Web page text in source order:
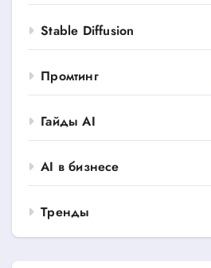
Stable Diffusion
Промтинг
Гайды AI
AI в бизнесе
Тренды